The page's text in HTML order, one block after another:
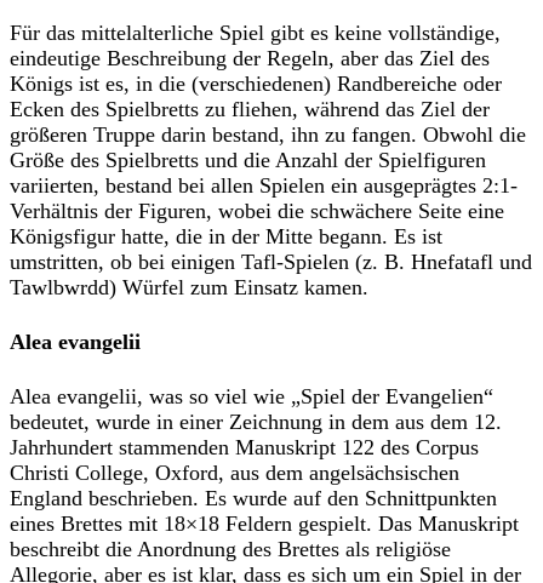
Für das mittelalterliche Spiel gibt es keine vollständige,
eindeutige Beschreibung der Regeln, aber das Ziel des
Königs ist es, in die (verschiedenen) Randbereiche oder
Ecken des Spielbretts zu fliehen, während das Ziel der
größeren Truppe darin bestand, ihn zu fangen. Obwohl die
Größe des Spielbretts und die Anzahl der Spielfiguren
variierten, bestand bei allen Spielen ein ausgeprägtes 2:1-
Verhältnis der Figuren, wobei die schwächere Seite eine
Königsfigur hatte, die in der Mitte begann. Es ist
umstritten, ob bei einigen Tafl-Spielen (z. B. Hnefatafl und
Tawlbwrdd) Würfel zum Einsatz kamen.
Alea evangelii
Alea evangelii, was so viel wie „Spiel der Evangelien“
bedeutet, wurde in einer Zeichnung in dem aus dem 12.
Jahrhundert stammenden Manuskript 122 des Corpus
Christi College, Oxford, aus dem angelsächsischen
England beschrieben. Es wurde auf den Schnittpunkten
eines Brettes mit 18×18 Feldern gespielt. Das Manuskript
beschreibt die Anordnung des Brettes als religiöse
Allegorie, aber es ist klar, dass es sich um ein Spiel in der